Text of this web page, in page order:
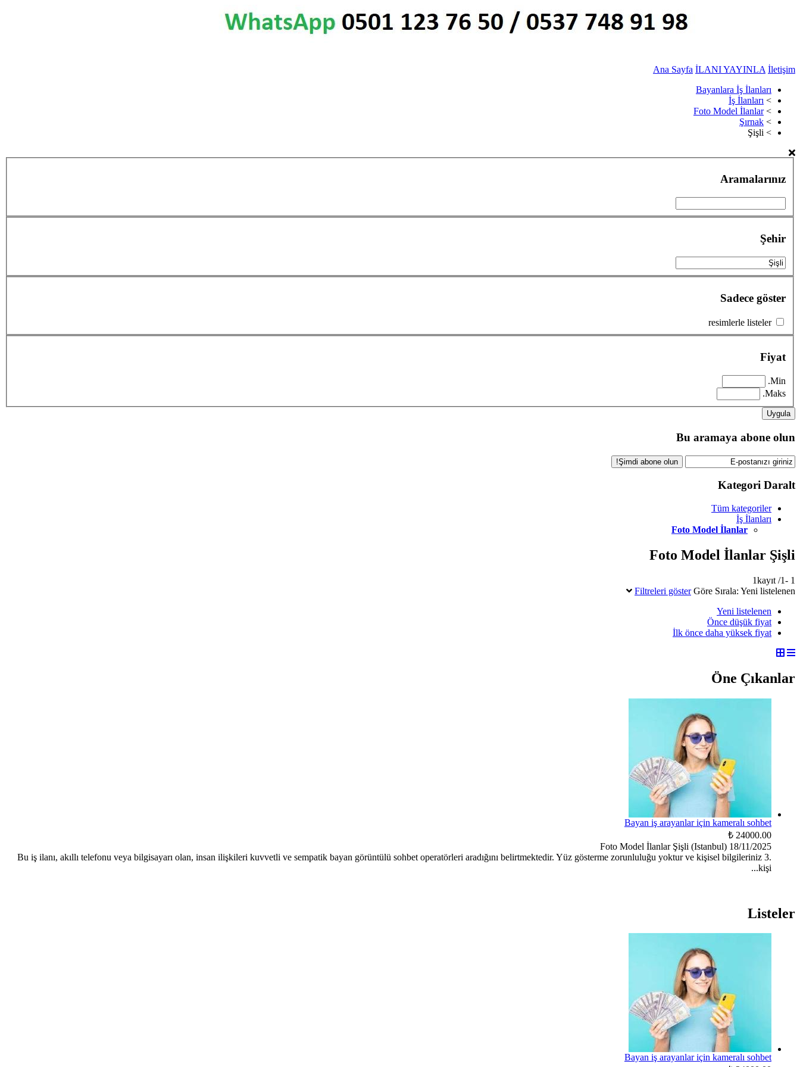
Ana Sayfa İLANI YAYINLA İletişim
Bayanlara İş İlanları
>
İş İlanları
>
Foto Model İlanlar
>
Şırnak
>
Şişli
Aramalarınız
Şehir
Sadece göster
resimlerle listeler
Fiyat
Min.
Maks.
Uygula
Bu aramaya abone olun
Şimdi abone olun!
Kategori Daralt
Tüm kategoriler
İş İlanları
Foto Model İlanlar
Foto Model İlanlar Şişli
1 -1/ 1kayıt
Filtreleri göster Göre Sırala: Yeni listelenen
Yeni listelenen
Önce düşük fiyat
İlk önce daha yüksek fiyat
Öne Çıkanlar
Bayan iş arayanlar için kameralı sohbet
24000.00 ₺
Foto Model İlanlar Şişli (Istanbul) 18/11/2025
Bu iş ilanı, akıllı telefonu veya bilgisayarı olan, insan ilişkileri kuvvetli ve sempatik bayan görüntülü sohbet operatörleri aradığını belirtmektedir. Yüz gösterme zorunluluğu yoktur ve kişisel bilgileriniz 3.
kişi...
Listeler
Bayan iş arayanlar için kameralı sohbet